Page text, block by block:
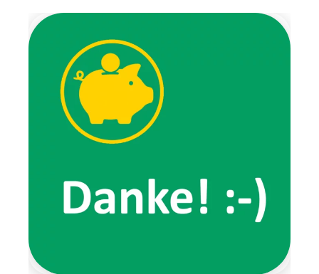
Die Wichtel brachten uns
Fingerspiele,
Ausmalbilder und luden uns
zu verschiedenen
Aktivitäten ein. Außerdem
erzählten sie von ihren
Erlebnissen, wie zum Beispiel
von ihrem
Lieblingsspaziergang, den wir
gemeinsam ausprobierten.
der Wichtelbrunch. Schon im
Eingangsbereich wartete eine
Nachricht der beiden Wichtel
und forderte die Kinder dazu